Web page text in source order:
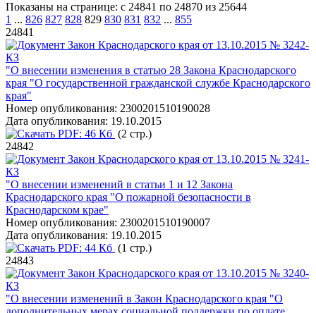
Показаны на странице: с 24841 по 24870 из 25644
1 ... 826 827 828 829 830 831 832 ... 855
24841
Закон Краснодарского края от 13.10.2015 № 3242-
КЗ
"О внесении изменения в статью 28 Закона Краснодарского
края "О государственной гражданской службе Краснодарского
края"
Номер опубликования: 2300201510190028
Дата опубликования: 19.10.2015
PDF: 46 Кб (2 стр.)
24842
Закон Краснодарского края от 13.10.2015 № 3241-
КЗ
"О внесении изменений в статьи 1 и 12 Закона
Краснодарского края "О пожарной безопасности в
Краснодарском крае"
Номер опубликования: 2300201510190007
Дата опубликования: 19.10.2015
PDF: 44 Кб (1 стр.)
24843
Закон Краснодарского края от 13.10.2015 № 3240-
КЗ
"О внесении изменений в Закон Краснодарского края "О